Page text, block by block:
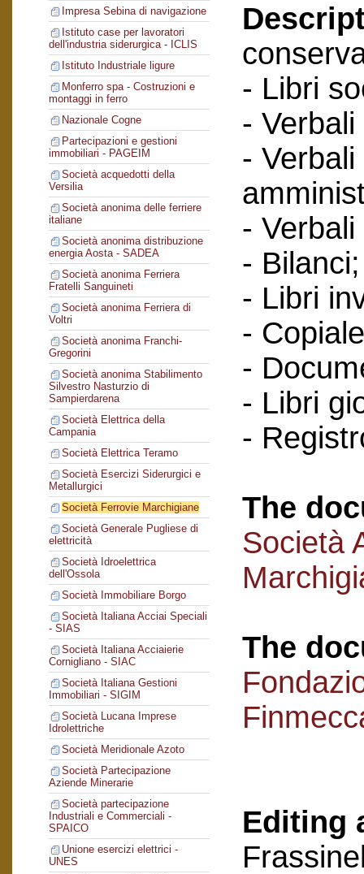
Impresa Sebina di navigazione
Istituto case per lavoratori
dell'industria siderurgica - ICLIS
Istituto Industriale ligure
Monferro spa - Costruzioni e
montaggi in ferro
Nazionale Cogne
Partecipazioni e gestioni
immobiliari - PAGEIM
Società acquedotti della
Versilia
Società anonima delle ferriere
italiane
Società anonima distribuzione
energia Aosta - SADEA
Società anonima Ferriera
Fratelli Sanguineti
Società anonima Ferriera di
Voltri
Società anonima Franchi-
Gregorini
Società anonima Stabilimento
Silvestro Nasturzio di
Sampierdarena
Società Elettrica della
Campania
Società Elettrica Teramo
Società Esercizi Siderurgici e
Metallurgici
Società Ferrovie Marchigiane
Società Generale Pugliese di
elettricità
Società Idroelettrica
dell'Ossola
Società Immobiliare Borgo
Società Italiana Acciai Speciali
- SIAS
Società Italiana Acciaierie
Cornigliano - SIAC
Società Italiana Gestioni
Immobiliari - SIGIM
Società Lucana Imprese
Idrolettriche
Società Meridionale Azoto
Società Partecipazione
Aziende Minerarie
Società partecipazione
Industriali e Commerciali -
SPAICO
Unione esercizi elettrici -
UNES
- Libri
-
-
-
- Bilanci;
- Libri
-
-
- Libri
-
The
Società
The
Editing